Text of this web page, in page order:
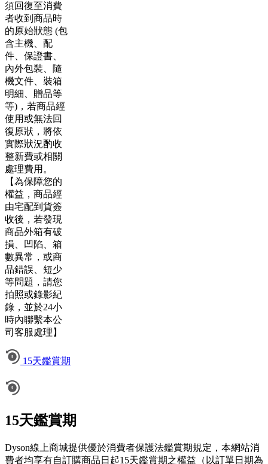
須回復至消費
者收到商品時
的原始狀態 (包
含主機、配
件、保證書、
內外包裝、隨
機文件、裝箱
明細、贈品等
等)，若商品經
使用或無法回
復原狀，將依
實際狀況酌收
整新費或相關
處理費用。
【為保障您的
權益，商品經
由宅配到貨簽
收後，若發現
商品外箱有破
損、凹陷、箱
數異常，或商
品錯誤、短少
等問題，請您
拍照或錄影紀
錄，並於24小
時內聯繫本公
司客服處理】
15天鑑賞期
15天鑑賞期
Dyson線上商城提供優於消費者保護法鑑賞期規定，本網站消
費者均享有自訂購商品日起15天鑑賞期之權益（以訂單日期為